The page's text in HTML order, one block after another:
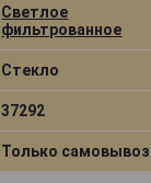
Светлое
фильтрованное
Стекло
37292
Только самовывоз